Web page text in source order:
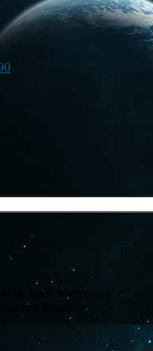
de los fenómenos y
mundo.»